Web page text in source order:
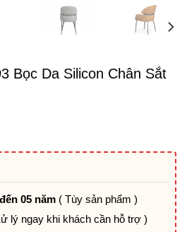
Bọc Da Silicon Chân Sắt
05 năm ( Tùy sản phẩm )
lý ngay khi khách cần hỗ trợ )